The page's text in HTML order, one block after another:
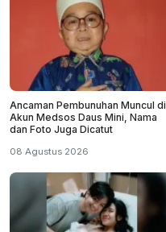
Ancaman Pembunuhan Muncul di
Akun Medsos Daus Mini, Nama
dan Foto Juga Dicatut
08 Agustus 2026